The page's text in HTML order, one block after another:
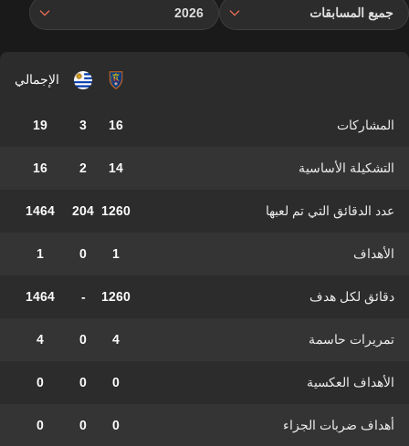
جميع المسابقات 2026
الإجمالي
المشاركات 16
3
19
التشكيلة الأساسية 14
2
16
عدد الدقائق التي تم لعبها 1260
204
1464
الأهداف 1
0
1
دقائق لكل هدف 1260
-
1464
تمريرات حاسمة 4
0
4
الأهداف العكسية 0
0
0
أهداف ضربات الجزاء 0
0
0